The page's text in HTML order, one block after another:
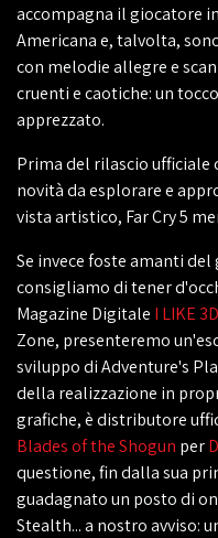
accompagna il giocatore
Americana e, talvolta,
con melodie allegre e
cruenti e caotiche: un
apprezzato.
Prima del rilascio ufficiale
novità da esplorare e
vista artistico, Far Cry 5
Se invece foste amanti
consigliamo di tener
Magazine Digitale I LIKE 3D
Zone, presenteremo
sviluppo di Adventure's
della realizzazione in
grafiche, è distributore
Blades of the Shogun per
questione, fin dalla sua
guadagnato un posto di
Stealth... a nostro avviso: